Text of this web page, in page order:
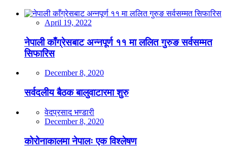
April 19, 2022
नेपाली काँग्रेसबाट अन्नपूर्ण ११ मा ललित गुरुङ सर्वसम्मत
सिफारिस
December 8, 2020
सर्वदलीय बैठक बालुवाटारमा शुरु
वेदप्रसाद भण्डारी
December 8, 2020
कोरोनाकालमा नेपालः एक विश्लेषण